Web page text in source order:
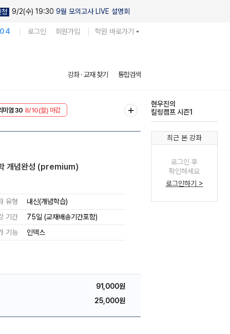
9/2(수) 19:30 9월 모의고사 LIVE 설명회
로그인 회원가입 학원 바로가기
강좌 · 교재 찾기 통합검색
미엄 30 8/10(월) 마감
다채로운 난도
실전 모의고사
개념완성 (premium)
유형
내신(개념학습)
기간
75일 (교재배송기간포함)
기능
인덱스
91,000원
25,000원
최근 본 강좌
로그인 후
확인하세요
로그인하기 >